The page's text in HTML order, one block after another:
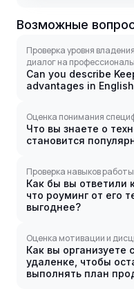
Возможные
Проверка уровня
диалог на
Can you describe
advantages in
Оценка понимания
Что вы знаете о
становится
Проверка навыков
Как бы вы ответили
что роуминг от его
выгоднее?
Оценка мотивации и
Как вы организуете
удаленке, чтобы
выполнять план